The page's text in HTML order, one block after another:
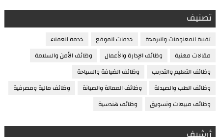
تصنيف
تقنية المعلومات والبرمجة خدمات الموقع
خدمة العملاء
مقالات مهنية
وظائف الإدارة والأعمال
وظائف الأمن والسلامة
وظائف التعليم والتدريب
وظائف الضيافة والسياحة
وظائف الطب والصيدلة
وظائف العمالة والصيانة
وظائف مالية ومصرفية
وظائف مبيعات وتسويق
وظائف هندسية